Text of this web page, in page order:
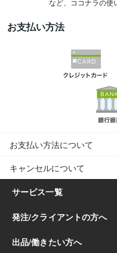
など、ココナラの使
お支払い方法
お支払い方法について
キャンセルについて